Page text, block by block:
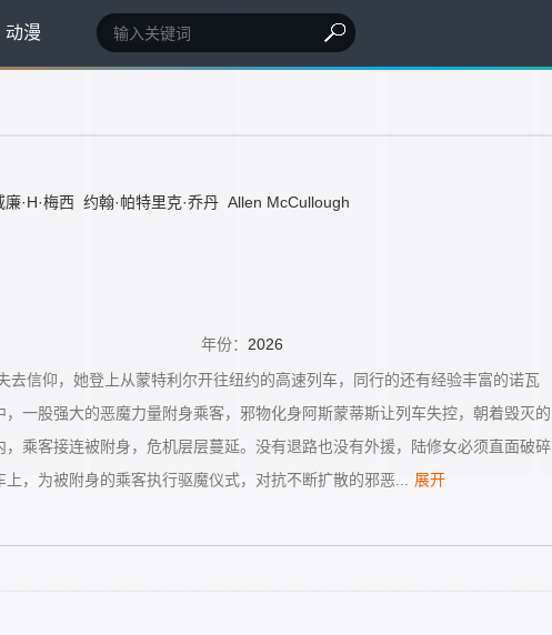
动漫
廉·H·梅西 约翰·帕特里克·乔丹 Allen McCullough
年份： 2026
去信仰，她登上从蒙特利尔开往纽约的高速列车，同行的还有经验丰富的诺瓦
，一股强大的恶魔力量附身乘客，邪物化身阿斯蒙蒂斯让列车失控，朝着毁灭的
，乘客接连被附身，危机层层蔓延。没有退路也没有外援，陆修女必须直面破碎
，为被附身的乘客执行驱魔仪式，对抗不断扩散的邪恶...
展开